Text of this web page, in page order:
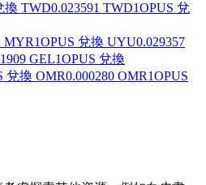
換 TWD0.023591 TWD1OPUS 兌
MYR1OPUS 兌換 UYU0.029357
GEL1OPUS 兌換
兌換 OMR0.000280 OMR1OPUS